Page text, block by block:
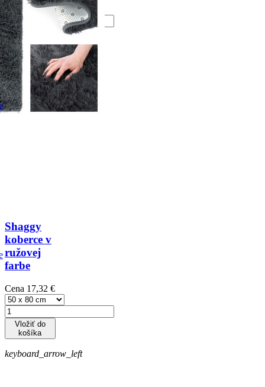
Vložiť do
košíka
keyboard_arrow_left
keyboard_arrow_right
Shaggy
koberce v
ružovej
farbe
Cena 17,32 €
Vložiť do
košíka
keyboard_arrow_left